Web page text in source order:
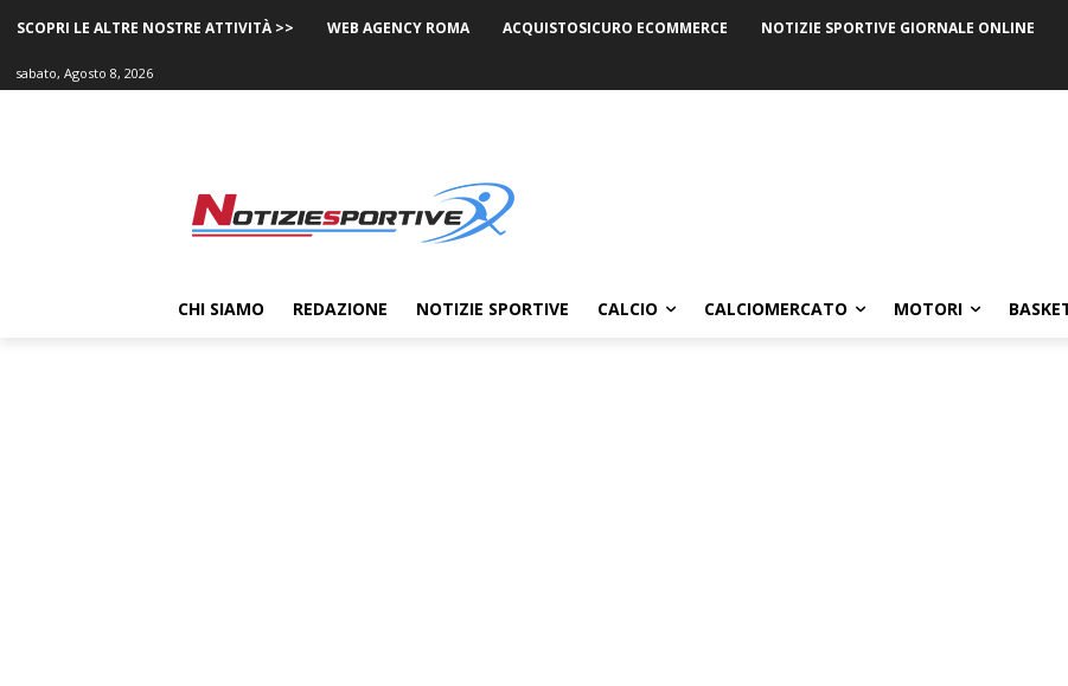
SCOPRI LE ALTRE NOSTRE ATTIVITÀ >> WEB AGENCY ROMA ACQUISTOSICURO ECOMMERCE NOTIZIE SPORTIVE GIORNALE ONLINE
sabato, Agosto 8, 2026
CHI SIAMO REDAZIONE NOTIZIE SPORTIVE CALCIO CALCIOMERCATO MOTORI